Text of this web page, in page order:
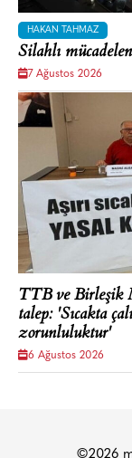
HAKAN TAHMAZ
Silahlı
7 Ağustos 2026
TTB ve Birleşik
talep: 'Sıcakta
zorunluluktur'
6 Ağustos 2026
©2026